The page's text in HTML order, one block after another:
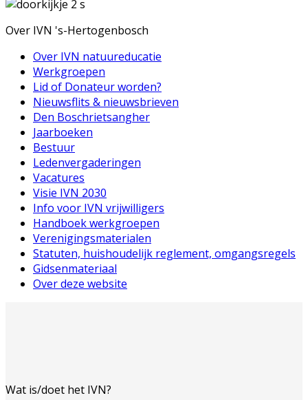
Over IVN 's-Hertogenbosch
Over IVN natuureducatie
Werkgroepen
Lid of Donateur worden?
Nieuwsflits & nieuwsbrieven
Den Boschrietsangher
Jaarboeken
Bestuur
Ledenvergaderingen
Vacatures
Visie IVN 2030
Info voor IVN vrijwilligers
Handboek werkgroepen
Verenigingsmaterialen
Statuten, huishoudelijk reglement, omgangsregels
Gidsenmateriaal
Over deze website
Wat is/doet het IVN?